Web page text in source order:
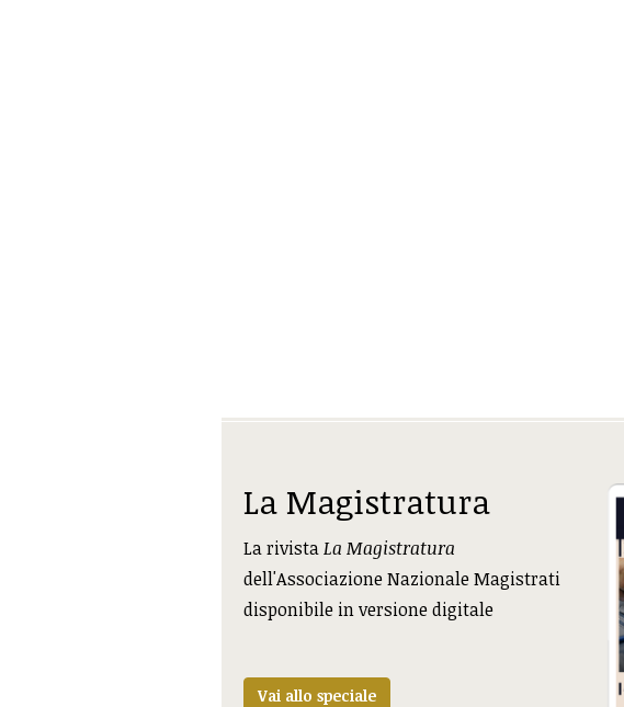
La Magistratura
La rivistaLa Magistratura
dell'Associazione Nazionale Magistrati
disponibile in versione digitale
Vai allo speciale